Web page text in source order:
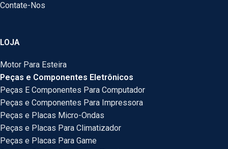
Contate-Nos
LOJA
Motor Para Esteira
Peças e Componentes Eletrônicos
Peças E Componentes Para Computador
Peças e Componentes Para Impressora
Peças e Placas Micro-Ondas
Peças e Placas Para Climatizador
Peças e Placas Para Game